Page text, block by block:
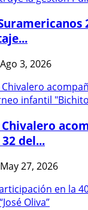
Ago 3, 2026
Chivalero
del...
May 27, 2026